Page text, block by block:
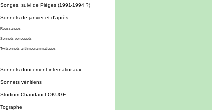
Songes, suivi de Pièges (1991-1994 ?)
Sonnets de janvier et d'après
Réussanges
Sonnets perroquets
Twitsonnets arithmogrammatiques
Sonnets doucement internationaux
Sonnets vénitiens
Studium Chandani LOKUGE
Tographe